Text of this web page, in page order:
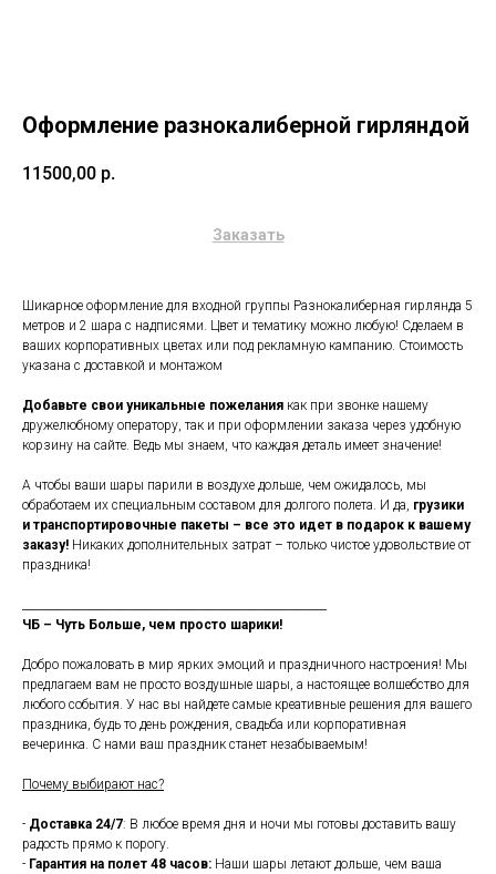
Оформление разнокалиберной гирляндой
11500,00 р.
Заказать
Шикарное оформление для входной группы Разнокалиберная гирлянда 5
метров и 2 шара с надписями. Цвет и тематику можно любую! Сделаем в
ваших корпоративных цветах или под рекламную кампанию. Стоимость
указана с доставкой и монтажом
Добавьте свои уникальные пожелания как при звонке нашему
дружелюбному оператору, так и при оформлении заказа через удобную
корзину на сайте. Ведь мы знаем, что каждая деталь имеет значение!
А чтобы ваши шары парили в воздухе дольше, чем ожидалось, мы
обработаем их специальным составом для долгого полета. И да, грузики
и транспортировочные пакеты – все это идет в подарок к вашему
заказу! Никаких дополнительных затрат – только чистое удовольствие от
праздника!
ЧБ – Чуть Больше, чем просто шарики!
Добро пожаловать в мир ярких эмоций и праздничного настроения! Мы
предлагаем вам не просто воздушные шары, а настоящее волшебство для
любого события. У нас вы найдете самые креативные решения для вашего
праздника, будь то день рождения, свадьба или корпоративная
вечеринка. С нами ваш праздник станет незабываемым!
Почему выбирают нас?
- Доставка 24/7: В любое время дня и ночи мы готовы доставить вашу
радость прямо к порогу.
- Гарантия на полет 48 часов: Наши шары летают дольше, чем ваша